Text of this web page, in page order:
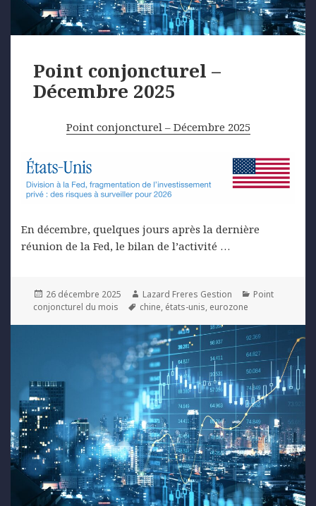
Point conjoncturel –
Décembre 2025
Point conjoncturel – Décembre 2025
En décembre, quelques jours après la dernière
réunion de la Fed, le bilan de l’activité …
Posted
on
26 décembre 2025 Author
Lazard Freres Gestion Categories
Point
conjoncturel du mois
Tags
chine, états-unis, eurozone